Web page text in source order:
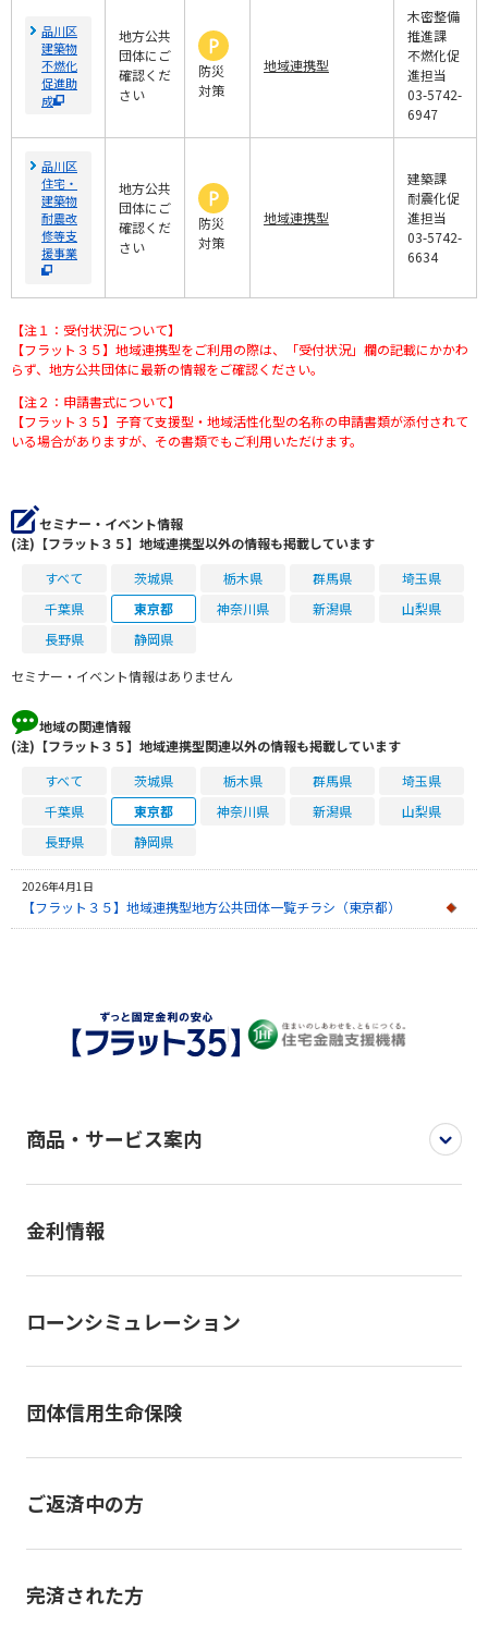
品川区
建築物
不燃化
促進助
成
地方公共
団体にご
確認くだ
さい
防災
対策
地域連携型
木密整備
推進課
不燃化促
進担当
03-5742-
6947
品川区
住宅・
建築物
耐震改
修等支
援事業
地方公共
団体にご
確認くだ
さい
防災
対策
地域連携型
建築課
耐震化促
進担当
03-5742-
6634
【注１：受付状況について】
【フラット３５】地域連携型をご利用の際は、「受付状況」欄の記載にかかわ
らず、地方公共団体に最新の情報をご確認ください。
【注２：申請書式について】
【フラット３５】子育て支援型・地域活性化型の名称の申請書類が添付されて
いる場合がありますが、その書類でもご利用いただけます。
セミナー・イベント情報
(注)【フラット３５】地域連携型以外の情報も掲載しています
すべて
茨城県 栃木県 群馬県
埼玉県
千葉県
東京都 神奈川県 新潟県
山梨県
長野県
静岡県
セミナー・イベント情報はありません
地域の関連情報
(注)【フラット３５】地域連携型関連以外の情報も掲載しています
すべて
茨城県 栃木県 群馬県
埼玉県
千葉県
東京都 神奈川県 新潟県
山梨県
長野県
静岡県
2026年4月1日
【フラット３５】地域連携型地方公共団体一覧チラシ（東京都）
商品・サービス案内
金利情報
ローンシミュレーション
団体信用生命保険
ご返済中の方
完済された方